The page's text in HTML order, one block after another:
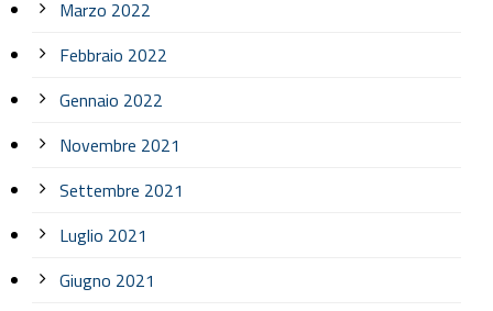
Marzo 2022
Febbraio 2022
Gennaio 2022
Novembre 2021
Settembre 2021
Luglio 2021
Giugno 2021